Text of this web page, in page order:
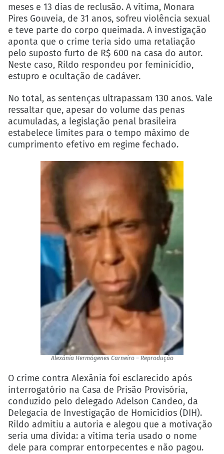
meses e 13 dias de reclusão. A vítima, Monara
Pires Gouveia, de 31 anos, sofreu violência sexual
e teve parte do corpo queimada. A investigação
aponta que o crime teria sido uma retaliação
pelo suposto furto de R$ 600 na casa do autor.
Neste caso, Rildo respondeu por feminicídio,
estupro e ocultação de cadáver.
No total, as sentenças ultrapassam 130 anos. Vale
ressaltar que, apesar do volume das penas
acumuladas, a legislação penal brasileira
estabelece limites para o tempo máximo de
cumprimento efetivo em regime fechado.
Alexânia Hermógenes Carneiro – Reprodução
O crime contra Alexânia foi esclarecido após
interrogatório na Casa de Prisão Provisória,
conduzido pelo delegado Adelson Candeo, da
Delegacia de Investigação de Homicídios (DIH).
Rildo admitiu a autoria e alegou que a motivação
seria uma dívida: a vítima teria usado o nome
dele para comprar entorpecentes e não pagou.